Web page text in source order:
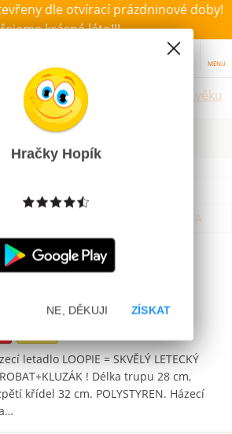
dle otvírací prázdninové doby!
krásné léto!!!
MENU
Hračky dle věku
ceny, výrobce
Z
Podle názvu od Z do A
Házecí Letadlo Loopie
100% Polyester
letadlo LOOPIE = SKVĚLÝ LETECKÝ
! Délka trupu 28 cm,
křídel 32 cm. POLYSTYREN. Házecí
Hračky Hopík
ZÍSKAT
NE, DĚKUJI